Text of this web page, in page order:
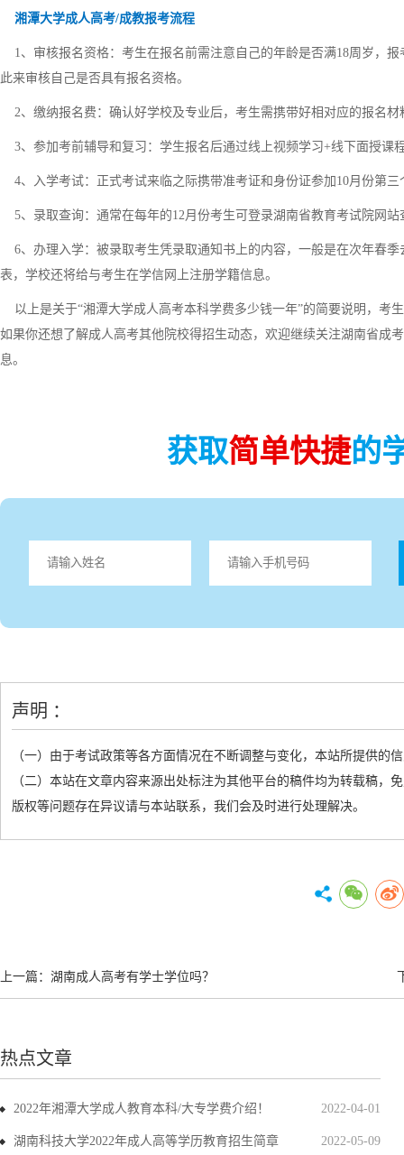
湘潭大学成人高考/成教报考流程
1、审核报名资格：考生在报名前需注意自己的年龄是否满18周岁，
此来审核自己是否具有报名资格。
2、缴纳报名费：确认好学校及专业后，考生需携带好相对应的报名
3、参加考前辅导和复习：学生报名后通过线上视频学习+线下面授课
4、入学考试：正式考试来临之际携带准考证和身份证参加10月份第
5、录取查询：通常在每年的12月份考生可登录湖南省教育考试院网
6、办理入学：被录取考生凭录取通知书上的内容，一般是在次年春
表，学校还将给与考生在学信网上注册学籍信息。
以上是关于“湘潭大学成人高考本科学费多少钱一年”的简要说明，考
如果你还想了解成人高考其他院校得招生动态，欢迎继续关注湖南省成
息。
获取简单快捷的
声明 ：
（一）由于考试政策等各方面情况在不断调整与变化，本站所提供的
（二）本站在文章内容来源出处标注为其他平台的稿件均为转载稿
版权等问题存在异议请与本站联系，我们会及时进行处理解决。
上一篇： 湖南成人高考有学士学位吗？
热点文章
2022-04-01
2022年湘潭大学成人教育本科/大专学费介绍！
2022-05-09
湖南科技大学2022年成人高等学历教育招生简章